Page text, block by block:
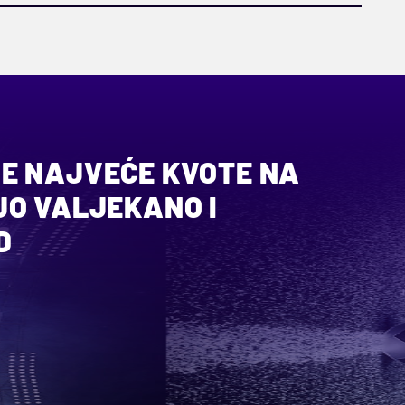
NAJVEĆE KVOTE NA
VALJEKANO I